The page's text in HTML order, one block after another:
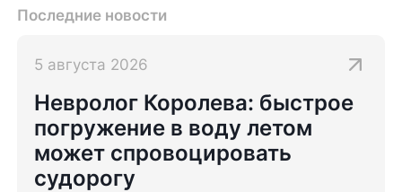
Последние новости
5 августа 2026
Невролог Королева: быстрое
погружение в воду летом
может спровоцировать
судорогу